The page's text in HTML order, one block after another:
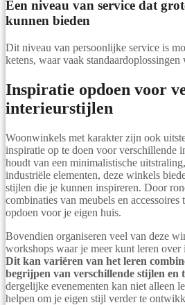
Een niveau van service dat
kunnen bieden
Dit niveau van persoonlijke service is
ketens, waar vaak standaardoplossingen
Inspiratie opdoen voor
interieurstijlen
Woonwinkels met karakter zijn ook
inspiratie op te doen voor verschillende
houdt van een minimalistische
industriële elementen, deze winkels
stijlen die je kunnen inspireren. Door
combinaties van meubels en accessoires
opdoen voor je eigen huis.
Bovendien organiseren veel van deze
workshops waar je meer kunt leren
Dit kan variëren van het leren
begrijpen van verschillende stijlen en
dergelijke evenementen kan niet alleen
helpen om je eigen stijl verder te